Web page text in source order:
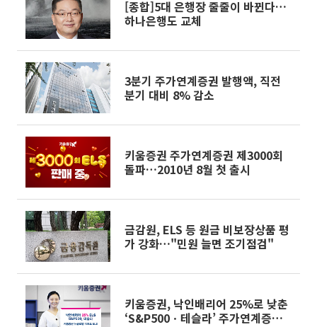
[종합]5대 은행장 줄줄이 바뀐다…
하나은행도 교체
3분기 주가연계증권 발행액, 직전
분기 대비 8% 감소
키움증권 주가연계증권 제3000회
돌파…2010년 8월 첫 출시
금감원, ELS 등 원금 비보장상품 평
가 강화…"민원 늘면 조기점검"
키움증권, 낙인배리어 25%로 낮춘
‘S&P500ㆍ테슬라’ 주가연계증권